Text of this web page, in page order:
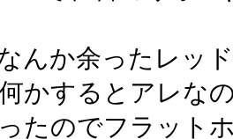
んか余ったレッ
かするとアレな
たのでフラット